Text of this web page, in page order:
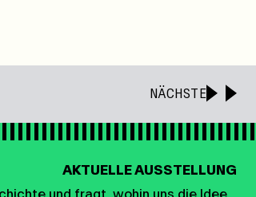
NÄCHSTE
AKTUELLE AUSSTELLUNG
und fragt, wohin uns die Idee